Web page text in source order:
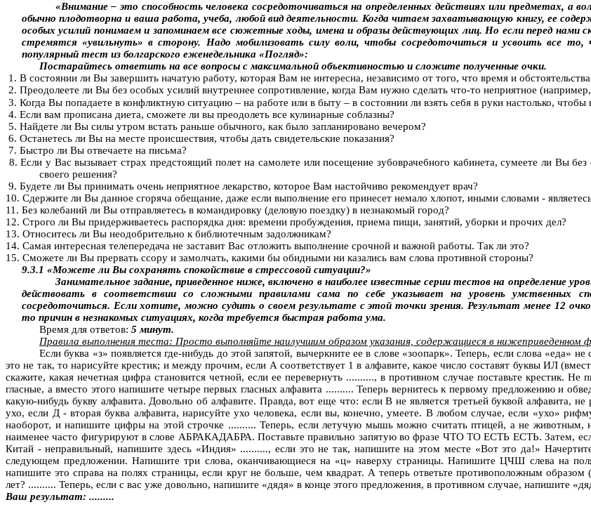
«Внимание – это способность человека сосредоточиваться на определенных действиях или предметах, а
обычно плодотворна и ваша работа, учеба, любой вид деятельности. Когда читаем захватывающую книгу, ее
особых усилий понимаем и запоминаем все сюжетные ходы, имена и образы действующих лиц. Но если перед нами
стремятся «увильнуть» в сторону. Надо мобилизовать силу воли, чтобы сосредоточиться и усвоить все
популярный тест из болгарского еженедельника «Погляд»:
Постарайтесь ответить на все вопросы с максимальной объективностью и сложите полученные очки.
1. В состоянии ли Вы завершить начатую работу, которая Вам не интересна, независимо от того, что время и
2. Преодолеете ли Вы без особых усилий внутреннее сопротивление, когда Вам нужно сделать что-то неприятное
3. Когда Вы попадаете в конфликтную ситуацию – на работе или в быту – в состоянии ли взять себя в руки настолько,
4. Если вам прописана диета, сможете ли вы преодолеть все кулинарные соблазны?
5. Найдете ли Вы силы утром встать раньше обычного, как было запланировано вечером?
6. Останетесь ли Вы на месте происшествия, чтобы дать свидетельские показания?
7. Быстро ли Вы отвечаете на письма?
8. Если у Вас вызывает страх предстоящий полет на самолете или посещение зубоврачебного кабинета, сумеете ли Вы
своего решения?
9. Будете ли Вы принимать очень неприятное лекарство, которое Вам настойчиво рекомендует врач?
10. Сдержите ли Вы данное сгоряча обещание, даже если выполнение его принесет немало хлопот, иными словами -
11. Без колебаний ли Вы отправляетесь в командировку (деловую поездку) в незнакомый город?
12. Строго ли Вы придерживаетесь распорядка дня: времени пробуждения, приема пищи, занятий, уборки и прочих дел?
13. Относитесь ли Вы неодобрительно к библиотечным задолжникам?
14. Самая интересная телепередача не заставит Вас отложить выполнение срочной и важной работы. Так ли это?
15. Сможете ли Вы прервать ссору и замолчать, какими бы обидными ни казались вам слова противной стороны?
9.3.1 «Можете ли Вы сохранять спокойствие в стрессовой ситуации?»
Занимательное задание, приведенное ниже, включено в наиболее известные серии тестов на определение
действовать в соответствии со сложными правилами сама по себе указывает на уровень умственных
сосредоточиться. Если хотите, можно судить о своем результате с этой точки зрения. Результат менее 12
то причин в незнакомых ситуациях, когда требуется быстрая работа ума.
Время для ответов: 5 минут.
Правила выполнения теста: Просто выполняйте наилучшим образом указания, содержащиеся в нижеприведенном
Если буква «з» появляется где-нибудь до этой запятой, вычеркните ее в слове «зоопарк».Теперь, если слова «еда»
это не так, то нарисуйте крестик; и между прочим, если А соответствует 1 в алфавите, какое число составят буквы ИЛ
скажите, какая нечетная цифра становится четной, если ее перевернуть .........., в противном случае поставьте крестик. Hе
гласные, а вместо этого напишите четыре первых гласных алфавита .......... Теперь вернитесь к первому предложению и
какую-нибудь букву алфавита. Довольно об алфавите. Правда, вот еще что: еслиВ не являетсятретьей буквой алфавита, не
ухо, если Д - вторая буква алфавита, нарисуйте ухо человека, если вы, конечно, умеете. В любом случае, если «ухо»
наоборот, и напишите цифры на этой строчке ..........Теперь, если летучую мышь можно считать птицей, а не животным,
наименее часто фигурируют в слове АБРАКАДАБРА. Поставьте правильно запятую во фразе ЧТО ТО ЕСТЬ ЕСТЬ. Затем,
Китай - неправильный, напишите здесь «Индия» .........., если это не так, напишите на этом месте «Вот это да!» H
следующем предложении.Hапишите три слова, оканчивающиеся на «ц» наверху страницы.Hапишите ЦЧШ слева на
напишите это справа на полях страницы, если круг не больше, чем квадрат. А теперь ответьте противоположным
лет? .......... Теперь, если с вас уже довольно, напишите «дядя» в конце этого предложения, в противном случае, напишите
Ваш результат: .........